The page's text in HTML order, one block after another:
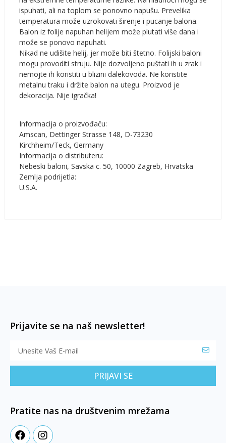
ispuhati, ali na toplom se ponovno napušu. Prevelika
temperatura može uzrokovati širenje i pucanje balona.
Balon iz folije napuhan helijem može plutati više dana i
može se ponovo napuhati.
Nikad ne udišite helij, jer može biti štetno. Folijski baloni
mogu provoditi struju. Nije dozvoljeno puštati ih u zrak i
nemojte ih koristiti u blizini dalekovoda. Ne koristite
metalnu traku i držite balon na utegu. Proizvod je
dekoracija. Nije igračka!
Informacija o proizvođaču:
Amscan, Dettinger Strasse 148, D-73230
Kirchheim/Teck, Germany
Informacija o distributeru:
Nebeski baloni, Savska c. 50, 10000 Zagreb, Hrvatska
Zemlja podrijetla:
U.S.A.
Prijavite se na naš newsletter!
PRIJAVI SE
Pratite nas na društvenim mrežama